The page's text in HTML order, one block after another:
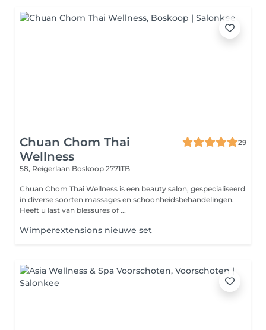
Chuan Chom Thai
Wellness
29
58, Reigerlaan Boskoop 2771TB
Chuan Chom Thai Wellness is een beauty salon, gespecialiseerd
in diverse soorten massages en schoonheidsbehandelingen.
Heeft u last van blessures of ...
Wimperextensions nieuwe set